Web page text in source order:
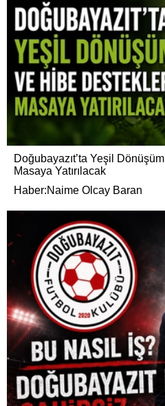
Doğubayazıt’ta Yeşil
Masaya Yatırılacak
Haber:Naime Olcay Baran